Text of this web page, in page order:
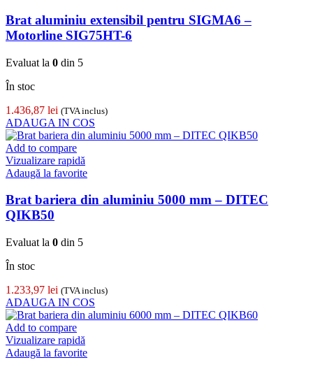
Brat aluminiu extensibil pentru SIGMA6 –
Motorline SIG75HT-6
Evaluat la 0 din 5
În stoc
1.436,87 lei (TVA inclus)
ADAUGA IN COS
Add to compare
Vizualizare rapidă
Adaugă la favorite
Brat bariera din aluminiu 5000 mm – DITEC
QIKB50
Evaluat la 0 din 5
În stoc
1.233,97 lei (TVA inclus)
ADAUGA IN COS
Add to compare
Vizualizare rapidă
Adaugă la favorite